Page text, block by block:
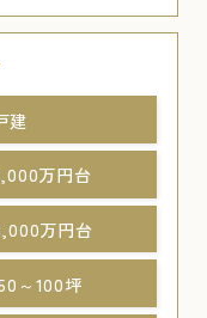
建
万円台
万円台
～100坪